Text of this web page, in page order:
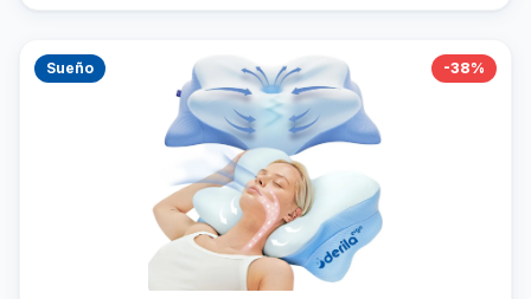
Sueño -38%